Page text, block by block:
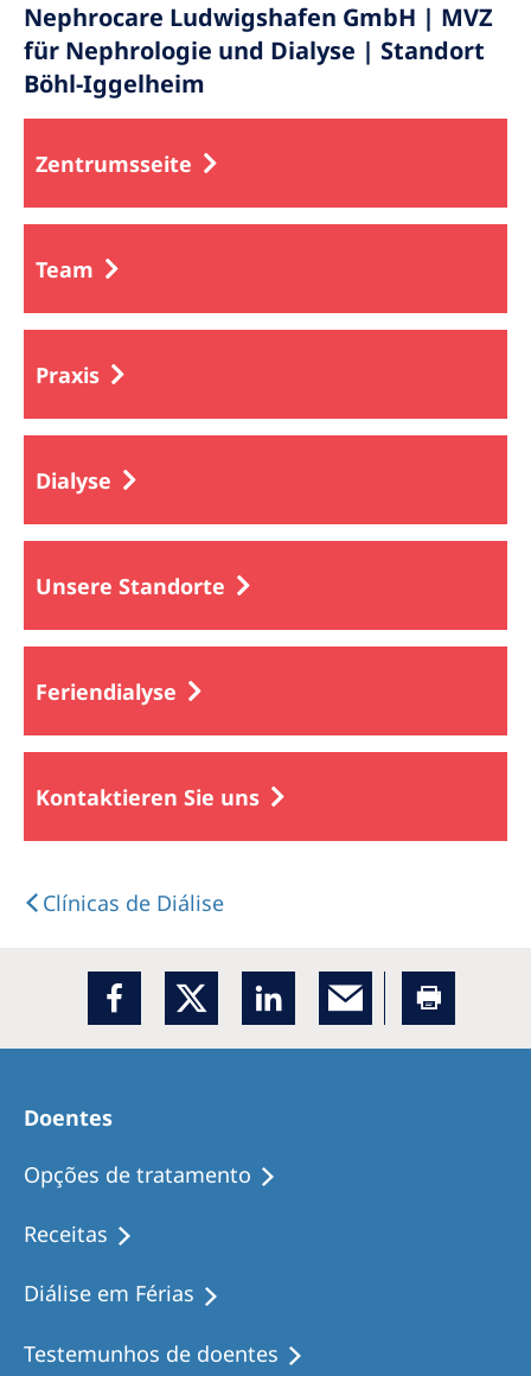
Nephrocare Ludwigshafen GmbH | MVZ
für Nephrologie und Dialyse | Standort
Böhl-Iggelheim
Zentrumsseite
Team
Praxis
Dialyse
Unsere Standorte
Feriendialyse
Kontaktieren Sie uns
Clínicas de Diálise
Doentes
Opções de tratamento
Receitas
Diálise em Férias
Testemunhos de doentes